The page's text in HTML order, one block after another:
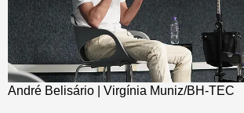
André Belisário | Virgínia Muniz/BH-TEC